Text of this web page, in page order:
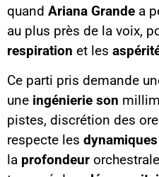
quand Ariana Grande a
au plus près de la voix,
respiration et les
Ce parti pris demande
une ingénierie son
pistes, discrétion des
respecte les dynamiques
la profondeur